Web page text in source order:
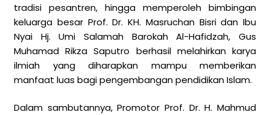
tradisi pesantren, hingga memperoleh bimbingan
keluarga besar Prof. Dr. KH. Masruchan Bisri dan Ibu
Nyai Hj. Umi Salamah Barokah Al-Hafidzah, Gus
Muhamad Rikza Saputro berhasil melahirkan karya
ilmiah yang diharapkan mampu memberikan
manfaat luas bagi pengembangan pendidikan Islam.
Dalam sambutannya, Promotor Prof. Dr. H. Mahmud